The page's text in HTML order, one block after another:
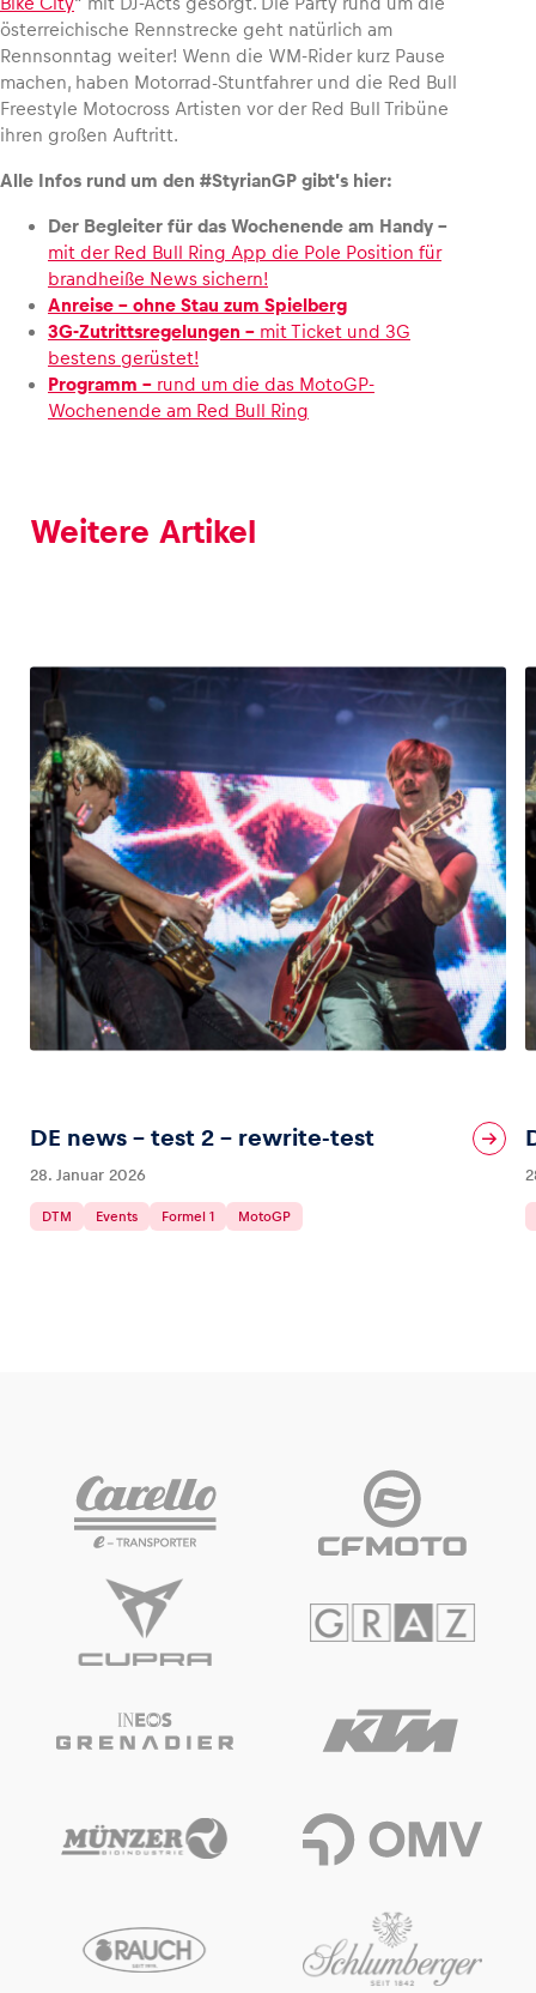
österreichische Rennstrecke geht natürlich am
Rennsonntag weiter! Wenn die WM-Rider kurz Pause
machen, haben Motorrad-Stuntfahrer und die Red Bull
Freestyle Motocross Artisten vor der Red Bull Tribüne
ihren großen Auftritt.
Alle Infos rund um den #StyrianGP gibt’s hier:
Der Begleiter für das Wochenende am Handy –
mit der Red Bull Ring App die Pole Position für
brandheiße News sichern!
Anreise – ohne Stau zum Spielberg
3G-Zutrittsregelungen – mit Ticket und 3G
bestens gerüstet!
Programm – rund um die das MotoGP-
Wochenende am Red Bull Ring
Weitere Artikel
DE news – test 2 – rewrite-test
28. Januar 2026
DTM Events Formel 1 MotoGP